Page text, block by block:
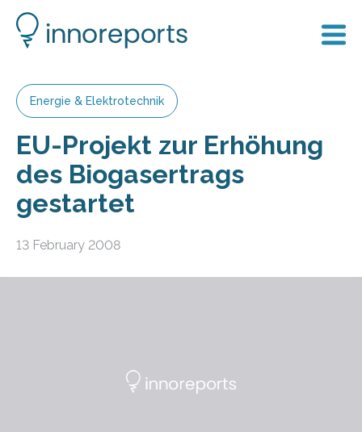
Energie & Elektrotechnik
EU-Projekt zur Erhöhung
des Biogasertrags
gestartet
13 February 2008